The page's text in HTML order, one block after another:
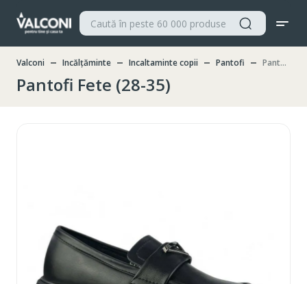
Valconi Incălțăminte Incaltaminte copii Pantofi Pantofi Fete (28-35)
Pantofi Fete (28-35)